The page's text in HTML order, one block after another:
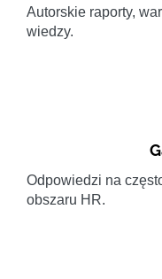
Autorskie raporty,
wiedzy.
Odpowiedzi na
obszaru HR.